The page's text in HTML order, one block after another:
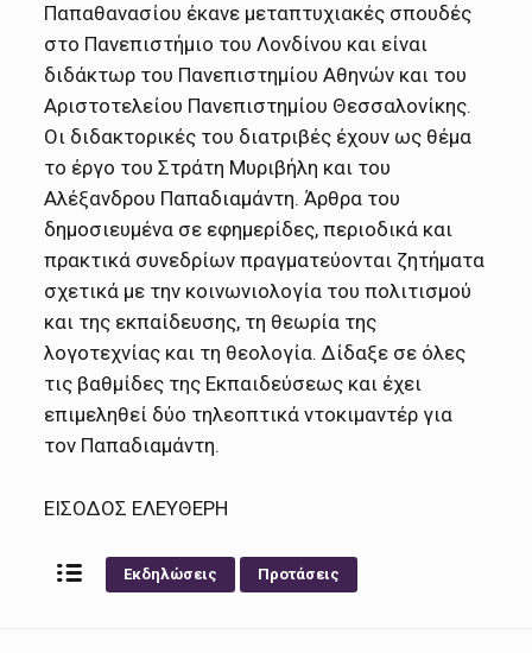
Παπαθανασίου έκανε μεταπτυχιακές σπουδές
στο Πανεπιστήμιο του Λονδίνου και είναι
διδάκτωρ του Πανεπιστημίου Αθηνών και του
Αριστοτελείου Πανεπιστημίου Θεσσαλονίκης.
Οι διδακτορικές του διατριβές έχουν ως θέμα
το έργο του Στράτη Μυριβήλη και του
Αλέξανδρου Παπαδιαμάντη. Άρθρα του
δημοσιευμένα σε εφημερίδες, περιοδικά και
πρακτικά συνεδρίων πραγματεύονται ζητήματα
σχετικά με την κοινωνιολογία του πολιτισμού
και της εκπαίδευσης, τη θεωρία της
λογοτεχνίας και τη θεολογία. Δίδαξε σε όλες
τις βαθμίδες της Εκπαιδεύσεως και έχει
επιμεληθεί δύο τηλεοπτικά ντοκιμαντέρ για
τον Παπαδιαμάντη.
ΕΙΣΟΔΟΣ ΕΛΕΥΘΕΡΗ
Εκδηλώσεις Προτάσεις